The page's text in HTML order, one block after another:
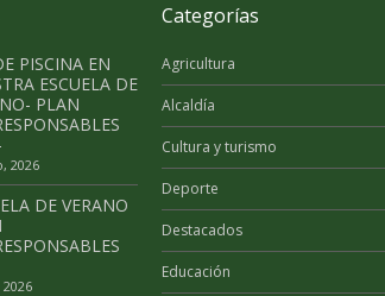
PISCINA EN
ESCUELA DE
PLAN
2026
DE VERANO
Categorías
Agricultura
Alcaldía
Cultura y turismo
Deporte
Destacados
Educación